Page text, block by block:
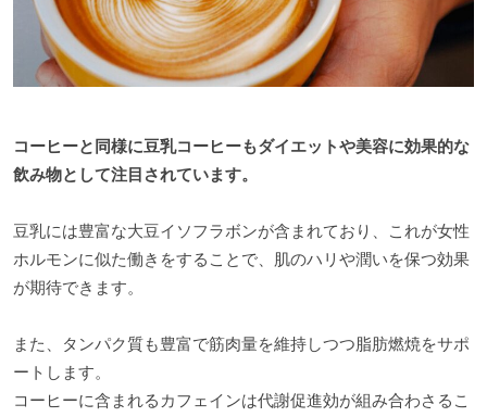
コーヒーと同様に豆乳コーヒーもダイエットや美容に効果的な
飲み物として注目されています。
豆乳には豊富な大豆イソフラボンが含まれており、これが女性
ホルモンに似た働きをすることで、肌のハリや潤いを保つ効果
が期待できます。
また、タンパク質も豊富で筋肉量を維持しつつ脂肪燃焼をサポ
ートします。
コーヒーに含まれるカフェインは代謝促進効が組み合わさるこ